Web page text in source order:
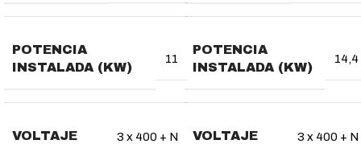
POTENCIA
INSTALADA (KW)
11
VOLTAJE
3 x 400 + N
POTENCIA
INSTALADA (KW)
14,4
VOLTAJE
3 x 400 + N